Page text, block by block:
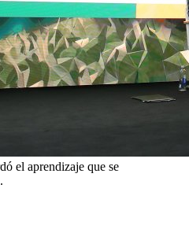
el aprendizaje que se